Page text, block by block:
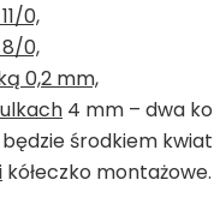
0,
0,
0,2 mm,
4 mm – dwa
środkiem
kółeczko montażowe.